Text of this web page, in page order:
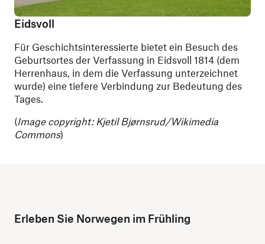
Eidsvoll
Für Geschichtsinteressierte bietet ein Besuch des
Geburtsortes der Verfassung in Eidsvoll 1814 (dem
Herrenhaus, in dem die Verfassung unterzeichnet
wurde) eine tiefere Verbindung zur Bedeutung des
Tages.
(Image copyright: Kjetil Bjørnsrud/Wikimedia
Commons)
Erleben Sie Norwegen im Frühling